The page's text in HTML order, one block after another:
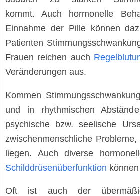
kommt. Auch hormonelle
Einnahme der Pille können
Patienten
Frauen reichen auch
Veränderungen aus.
Kommen
und in rhythmischen
psychische bzw. seelische
zwischenmenschliche
liegen. Auch diverse
Schilddrüsenüberfunktion
Oft ist auch der